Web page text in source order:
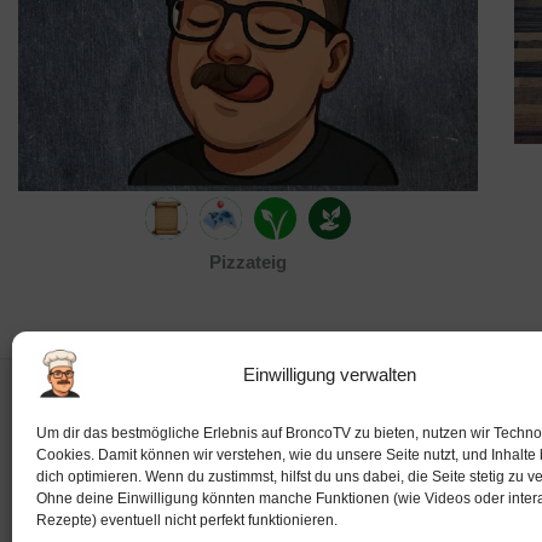
Einwilligung verwalten
Um dir das bestmögliche Erlebnis auf BroncoTV zu bieten, nutzen wir
Cookies. Damit können wir verstehen, wie du unsere Seite nutzt, und Inhalte
dich optimieren. Wenn du zustimmst, hilfst du uns dabei, die Seite stetig zu
Ohne deine Einwilligung könnten manche Funktionen (wie Videos oder
Rezepte) eventuell nicht perfekt funktionieren.
Pizzateig
Impressum